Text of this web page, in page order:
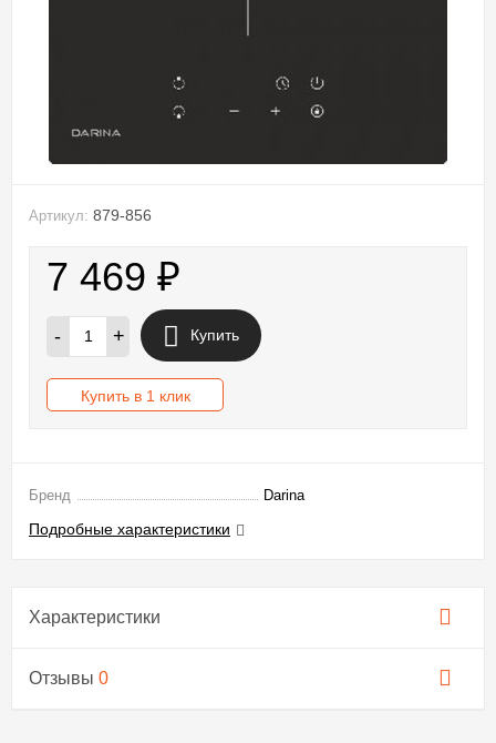
Артикул: 879-856
7 469 ₽
- + Купить
Купить в 1 клик
Бренд Darina
Подробные характеристики
Характеристики
Отзывы 0